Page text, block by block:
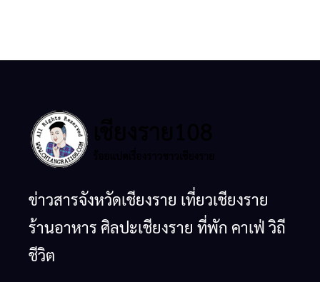
ข่าวสารจังหวัดเชียงราย เที่ยวเชียงราย
ร้านอาหาร ศิลปะเชียงราย ที่พัก คาเฟ่ วิถี
ชีวิต